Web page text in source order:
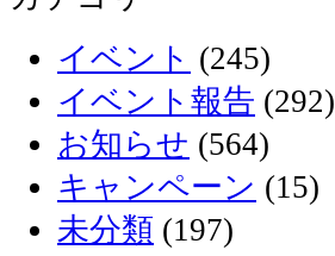
イベント (245)
イベント報告 (292)
お知らせ (564)
キャンペーン (15)
未分類 (197)